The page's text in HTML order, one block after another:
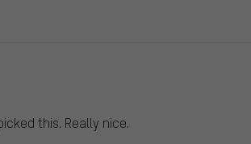
this. Really nice.